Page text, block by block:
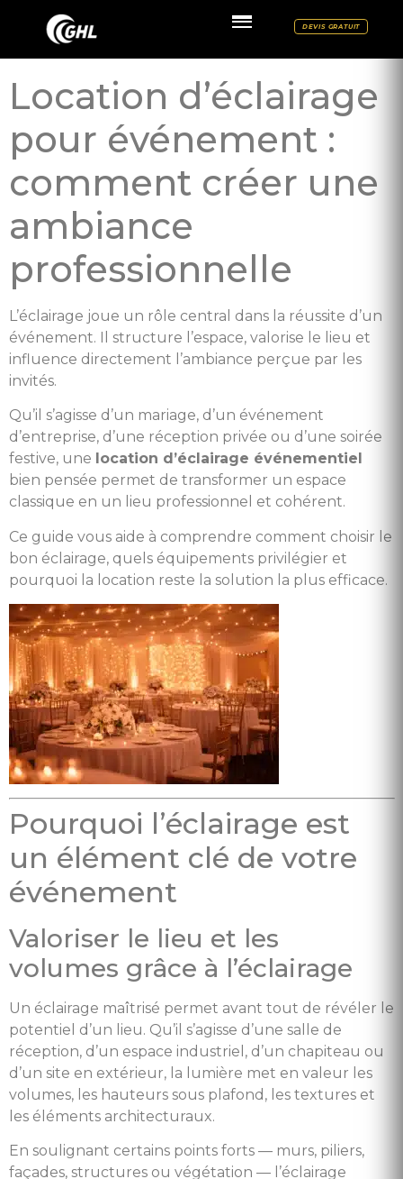
DEVIS GRATUIT
Location d’éclairage
pour événement :
comment créer une
ambiance
professionnelle
L’éclairage joue un rôle central dans la réussite d’un
événement. Il structure l’espace, valorise le lieu et
influence directement l’ambiance perçue par les
invités.
Qu’il s’agisse d’un mariage, d’un événement
d’entreprise, d’une réception privée ou d’une soirée
festive, une location d’éclairage événementiel
bien pensée permet de transformer un espace
classique en un lieu professionnel et cohérent.
Ce guide vous aide à comprendre comment choisir le
bon éclairage, quels équipements privilégier et
pourquoi la location reste la solution la plus efficace.
Pourquoi l’éclairage est
un élément clé de votre
événement
Valoriser le lieu et les
volumes grâce à l’éclairage
Un éclairage maîtrisé permet avant tout de révéler le
potentiel d’un lieu. Qu’il s’agisse d’une salle de
réception, d’un espace industriel, d’un chapiteau ou
d’un site en extérieur, la lumière met en valeur les
volumes, les hauteurs sous plafond, les textures et
les éléments architecturaux.
En soulignant certains points forts — murs, piliers,
façades, structures ou végétation — l’éclairage